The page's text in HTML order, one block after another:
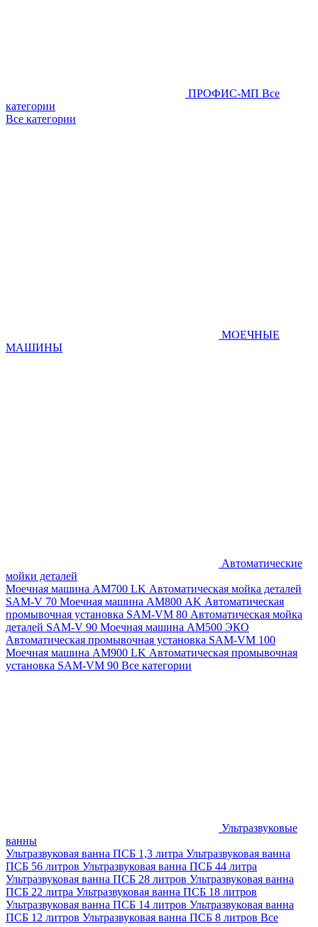
ПРОФИС-МП Все
категории
Все категории
МОЕЧНЫЕ
МАШИНЫ
Автоматические
мойки деталей
Моечная машина AM700 LK Автоматическая мойка деталей
SAM-V 70 Моечная машина АМ800 AK Автоматическая
промывочная установка SAM-VM 80 Автоматическая мойка
деталей SAM-V 90 Моечная машина АМ500 ЭКО
Автоматическая промывочная установка SAM-VM 100
Моечная машина AM900 LK Автоматическая промывочная
установка SAM-VM 90 Все категории
Ультразвуковые
ванны
Ультразвуковая ванна ПСБ 1,3 литра Ультразвуковая ванна
ПСБ 56 литров Ультразвуковая ванна ПСБ 44 литра
Ультразвуковая ванна ПСБ 28 литров Ультразвуковая ванна
ПСБ 22 литра Ультразвуковая ванна ПСБ 18 литров
Ультразвуковая ванна ПСБ 14 литров Ультразвуковая ванна
ПСБ 12 литров Ультразвуковая ванна ПСБ 8 литров Все